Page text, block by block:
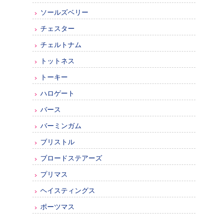
ソールズベリー
チェスター
チェルトナム
トットネス
トーキー
ハロゲート
バース
バーミンガム
ブリストル
ブロードステアーズ
プリマス
ヘイスティングス
ポーツマス